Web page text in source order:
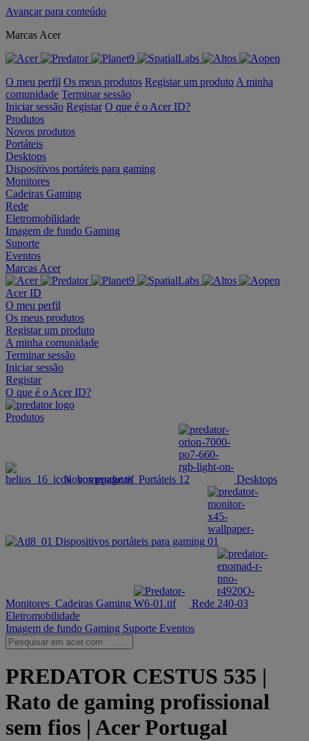
Avançar para conteúdo
Marcas Acer
O meu perfil Os meus produtos Registar um produto A minha
comunidade Terminar sessão
Iniciar sessão Registar O que é o Acer ID?
Produtos
Novos produtos
Portáteis
Desktops
Dispositivos portáteis para gaming
Monitores
Cadeiras Gaming
Rede
Eletromobilidade
Imagem de fundo Gaming
Suporte
Eventos
Marcas Acer
Acer ID
O meu perfil
Os meus produtos
Registar um produto
A minha comunidade
Terminar sessão
Iniciar sessão
Registar
O que é o Acer ID?
Produtos
Novos produtos Portáteis Desktops
Dispositivos portáteis para gaming
Monitores Cadeiras Gaming
Rede
Eletromobilidade
Imagem de fundo Gaming Suporte Eventos
PREDATOR CESTUS 535 |
Rato de gaming profissional
sem fios | Acer Portugal